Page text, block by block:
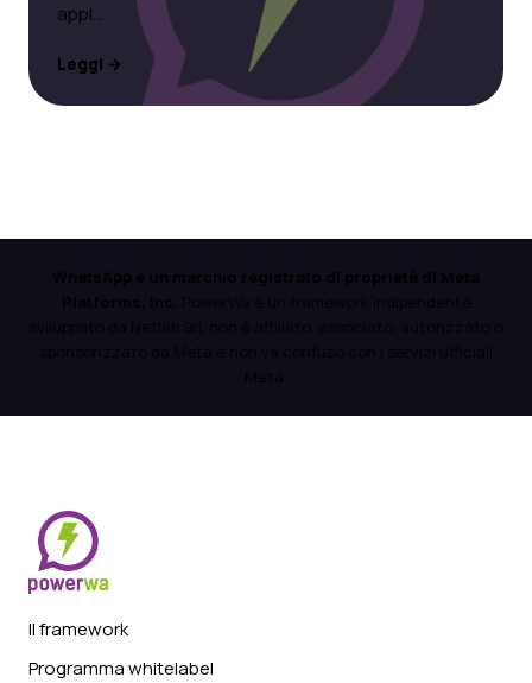
appl…
Leggi →
WhatsApp è un marchio registrato di proprietà di Meta
Platforms, Inc. PowerWa è un framework indipendente
sviluppato da Netlab Srl, non è affiliato, associato, autorizzato o
sponsorizzato da Meta e non va confuso con i servizi ufficiali
Meta.
Il framework
Programma whitelabel